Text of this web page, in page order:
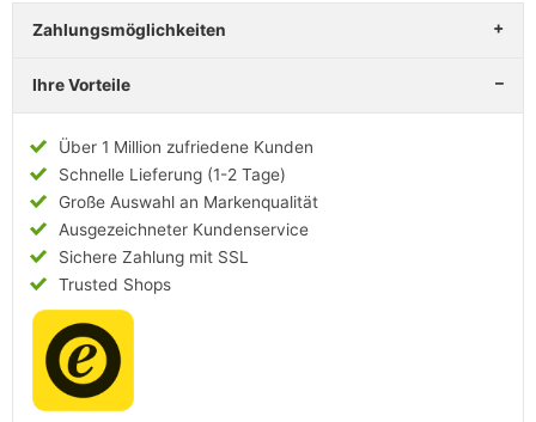
Zahlungsmöglichkeiten
Ihre Vorteile
Über 1 Million zufriedene Kunden
Schnelle Lieferung (1-2 Tage)
Große Auswahl an Markenqualität
Ausgezeichneter Kundenservice
Sichere Zahlung mit SSL
Trusted Shops